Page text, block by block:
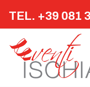
TEL. +39 081